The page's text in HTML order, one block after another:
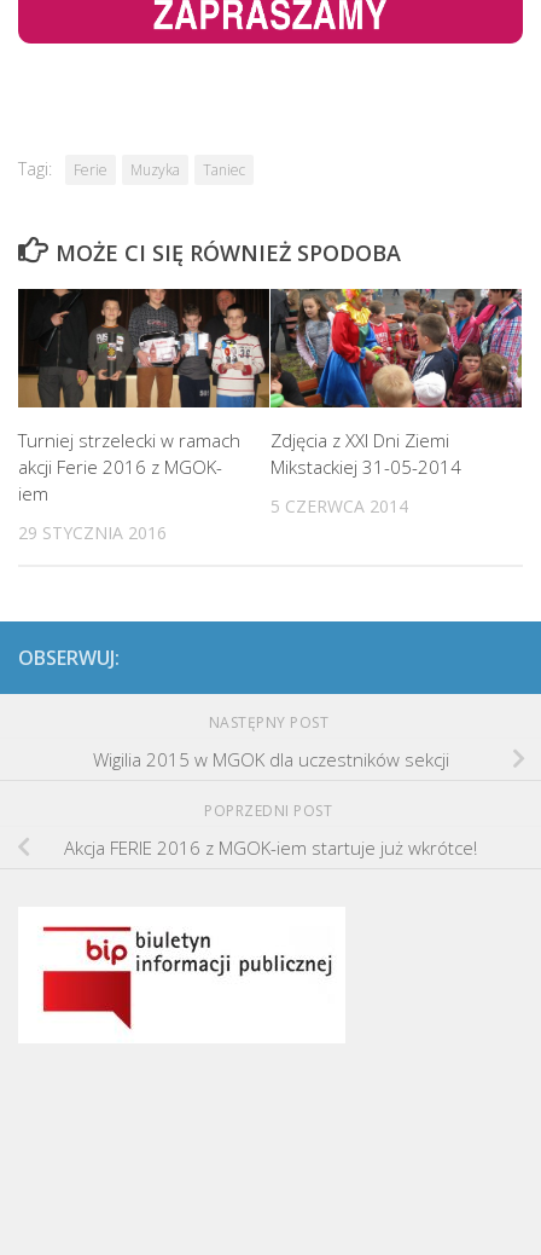
Tagi: Ferie Muzyka Taniec
MOŻE CI SIĘ RÓWNIEŻ SPODOBA
Turniej strzelecki w ramach
akcji Ferie 2016 z MGOK-
iem
29 STYCZNIA 2016
Zdjęcia z XXI Dni Ziemi
Mikstackiej 31-05-2014
5 CZERWCA 2014
OBSERWUJ:
NASTĘPNY POST
Wigilia 2015 w MGOK dla uczestników sekcji
POPRZEDNI POST
Akcja FERIE 2016 z MGOK-iem startuje już wkrótce!